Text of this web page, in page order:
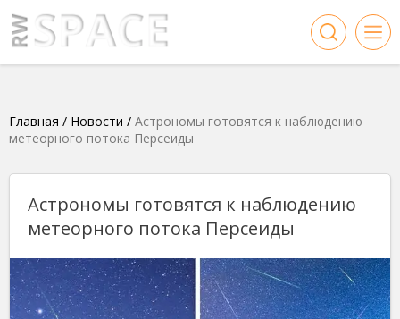
Главная / Новости / Астрономы готовятся к наблюдению
метеорного потока Персеиды
Астрономы готовятся к наблюдению
метеорного потока Персеиды